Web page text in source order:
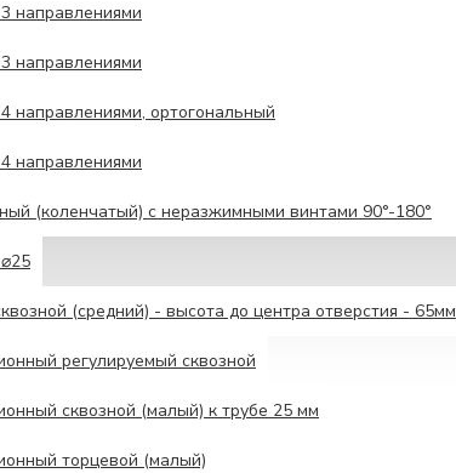
направлениями
направлениями
направлениями, ортогональный
направлениями
(коленчатый) с неразжимными винтами 90°-180°
(средний) - высота до центра отверстия - 65мм
регулируемый сквозной
сквозной (малый) к трубе 25 мм
торцевой (малый)